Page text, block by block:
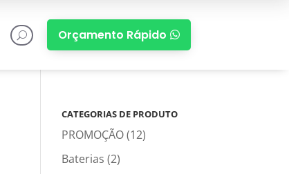
U Orçamento Rápido 
CATEGORIAS DE PRODUTO
PROMOÇÃO(12)
Baterias (2)